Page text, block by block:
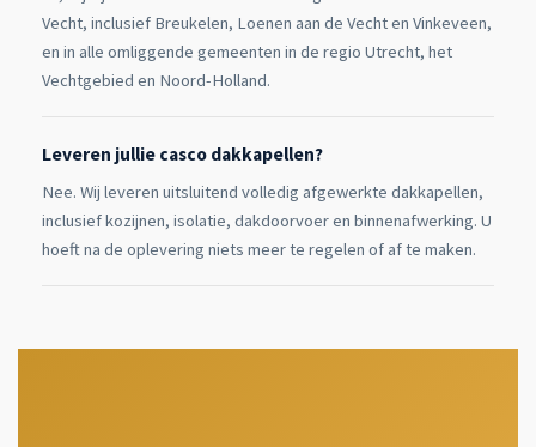
Vecht, inclusief Breukelen, Loenen aan de Vecht en Vinkeveen,
en in alle omliggende gemeenten in de regio Utrecht, het
Vechtgebied en Noord-Holland.
Leveren jullie casco dakkapellen?
Nee. Wij leveren uitsluitend volledig afgewerkte dakkapellen,
inclusief kozijnen, isolatie, dakdoorvoer en binnenafwerking. U
hoeft na de oplevering niets meer te regelen of af te maken.